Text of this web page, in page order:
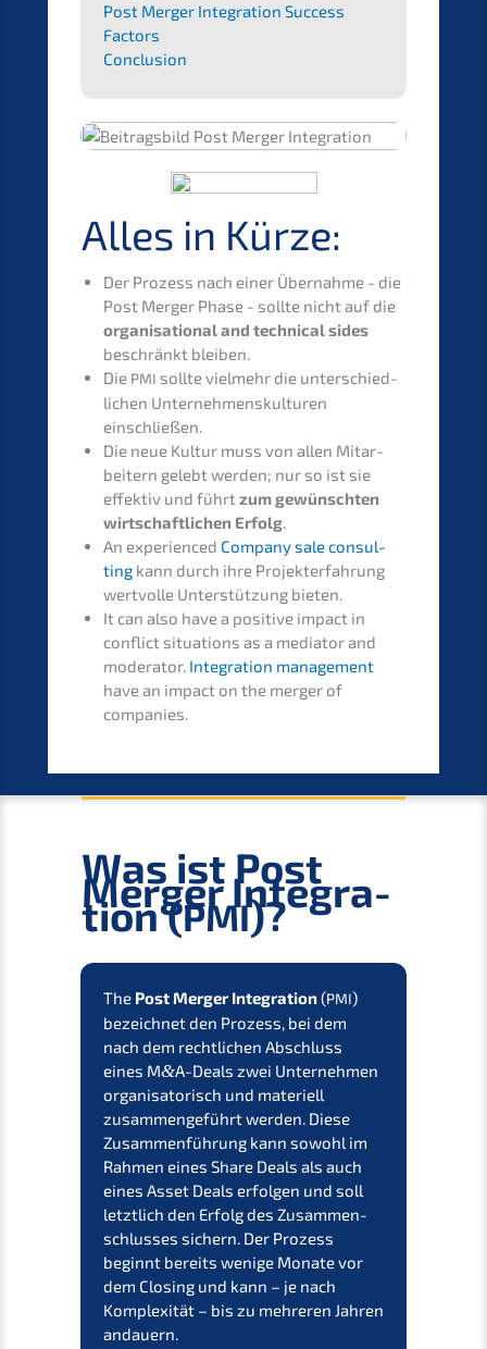
Post Merger Integra­ti­on Success
Factors
Conclu­si­on
Alles in Kürze:
Der Prozess nach einer Übernah­me - die
Post Merger Phase - sollte nicht auf die
organi­sa­tio­nal and techni­cal sides
beschränkt bleiben.
Die PMI sollte vielmehr die unter­schied­
li­chen Unter­neh­mens­kul­tu­ren
einschließen.
Die neue Kultur muss von allen Mitar­
bei­tern gelebt werden; nur so ist sie
effek­tiv und führtzum gewünsch­ten
wirtschaft­li­chen Erfolg.
An experi­en­ced Compa­ny sale consul­
ting kann durch ihre Projekt­er­fah­rung
wertvol­le Unter­stüt­zung bieten.
It can also have a positi­ve impact in
conflict situa­tions as a media­tor and
modera­tor. Integra­ti­on manage­ment
have an impact on the merger of
companies.
Was ist Post
Merger Integra­
ti­on (PMI)?
The Post Merger Integra­ti­on(PMI)
bezeich­net den Prozess, bei dem
nach dem recht­li­chen Abschluss
eines M&A-Deals zwei Unter­neh­men
organi­sa­to­risch und materi­ell
zusam­men­ge­führt werden. Diese
Zusam­men­füh­rung kann sowohl im
Rahmen eines Share Deals als auch
eines Asset Deals erfol­gen und soll
letzt­lich den Erfolg des Zusam­men­
schlus­ses sichern. Der Prozess
beginnt bereits wenige Monate vor
dem Closing und kann – je nach
Komple­xi­tät – bis zu mehre­ren Jahren
andauern.